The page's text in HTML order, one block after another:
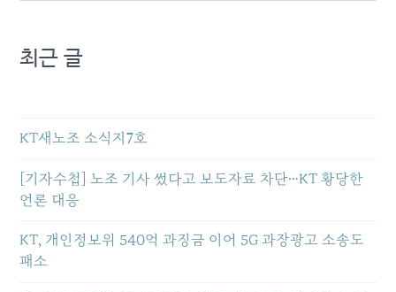
최근 글
KT새노조 소식지7호
[기자수첩] 노조 기사 썼다고 보도자료 차단…KT 황당한
언론 대응
KT, 개인정보위 540억 과징금 이어 5G 과장광고 소송도
패소